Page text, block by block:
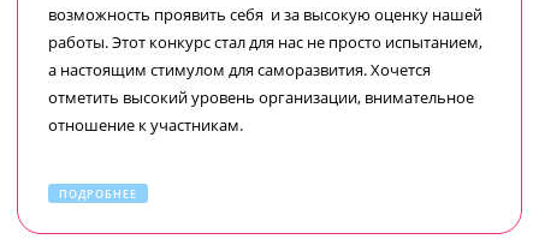
возможность проявить себя и за высокую оценку нашей
работы. Этот конкурс стал для нас не просто испытанием,
а настоящим стимулом для саморазвития. Хочется
отметить высокий уровень организации, внимательное
отношение к участникам.
деятельности. Уверена, что благодаря вашим усилиям,
многие талантливые люди смогут реализовать свой
ПОДРОБНЕЕ